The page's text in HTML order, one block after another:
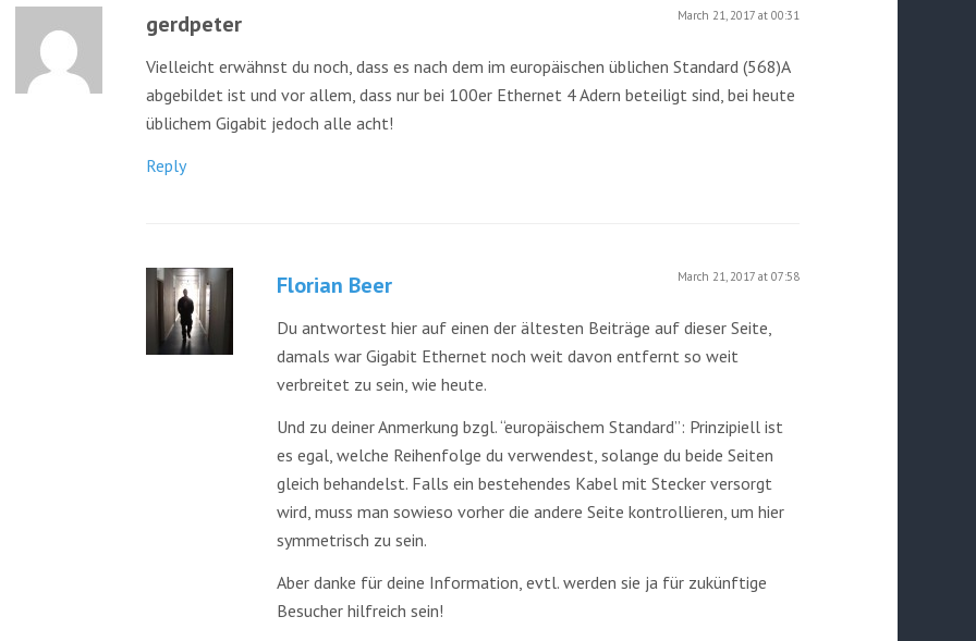
gerdpeter March 21, 2017 at 00:31
Vielleicht erwähnst du noch, dass es nach dem im europäischen üblichen Standard (568)A
abgebildet ist und vor allem, dass nur bei 100er Ethernet 4 Adern beteiligt sind, bei heute
üblichem Gigabit jedoch alle acht!
Reply
Florian Beer March 21, 2017 at 07:58
Du antwortest hier auf einen der ältesten Beiträge auf dieser Seite,
damals war Gigabit Ethernet noch weit davon entfernt so weit
verbreitet zu sein, wie heute.
Und zu deiner Anmerkung bzgl. “europäischem Standard”: Prinzipiell ist
es egal, welche Reihenfolge du verwendest, solange du beide Seiten
gleich behandelst. Falls ein bestehendes Kabel mit Stecker versorgt
wird, muss man sowieso vorher die andere Seite kontrollieren, um hier
symmetrisch zu sein.
Aber danke für deine Information, evtl. werden sie ja für zukünftige
Besucher hilfreich sein!